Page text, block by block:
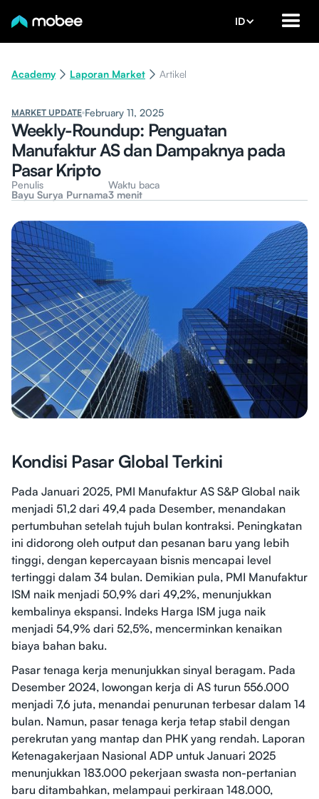
ID
Academy Laporan Market Artikel
MARKET UPDATE February 11, 2025
Weekly-Roundup: Penguatan
Manufaktur AS dan Dampaknya pada
Pasar Kripto
Penulis
Bayu Surya Purnama
Waktu baca
3 menit
Kondisi Pasar Global Terkini
Pada Januari 2025, PMI Manufaktur AS S&P Global naik
menjadi 51,2 dari 49,4 pada Desember, menandakan
pertumbuhan setelah tujuh bulan kontraksi. Peningkatan
ini didorong oleh output dan pesanan baru yang lebih
tinggi, dengan kepercayaan bisnis mencapai level
tertinggi dalam 34 bulan. Demikian pula, PMI Manufaktur
ISM naik menjadi 50,9% dari 49,2%, menunjukkan
kembalinya ekspansi. Indeks Harga ISM juga naik
menjadi 54,9% dari 52,5%, mencerminkan kenaikan
biaya bahan baku.
Pasar tenaga kerja menunjukkan sinyal beragam. Pada
Desember 2024, lowongan kerja di AS turun 556.000
menjadi 7,6 juta, menandai penurunan terbesar dalam 14
bulan. Namun, pasar tenaga kerja tetap stabil dengan
perekrutan yang mantap dan PHK yang rendah. Laporan
Ketenagakerjaan Nasional ADP untuk Januari 2025
menunjukkan 183.000 pekerjaan swasta non-pertanian
baru ditambahkan, melampaui perkiraan 148.000,